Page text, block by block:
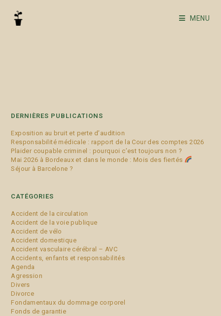
MENU
DERNIÈRES PUBLICATIONS
Exposition au bruit et perte d’audition
Responsabilité médicale : rapport de la Cour des comptes 2026
Plaider coupable criminel : pourquoi c’est toujours non ?
Mai 2026 à Bordeaux et dans le monde : Mois des fiertés
Séjour à Barcelone ?
CATÉGORIES
Accident de la circulation
Accident de la voie publique
Accident de vélo
Accident domestique
Accident vasculaire cérébral – AVC
Accidents, enfants et responsabilités
Agenda
Agression
Divers
Divorce
Fondamentaux du dommage corporel
Fonds de garantie